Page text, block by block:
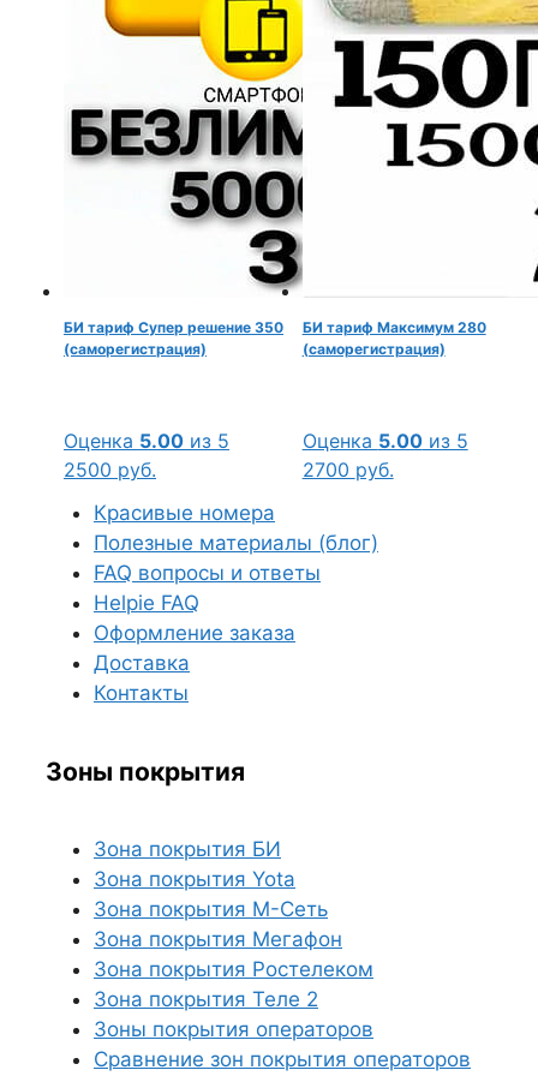
БИ тариф Супер решение 350
(саморегистрация)
Оценка 5.00 из 5
2500 руб.
БИ тариф Максимум 280
(саморегистрация)
Оценка 5.00из 5
2700 руб.
Красивые номера
Полезные материалы (блог)
FAQ вопросы и ответы
Helpie FAQ
Оформление заказа
Доставка
Контакты
Зоны покрытия
Зона покрытия БИ
Зона покрытия Yota
Зона покрытия М-Сеть
Зона покрытия Мегафон
Зона покрытия Ростелеком
Зона покрытия Теле 2
Зоны покрытия операторов
Сравнение зон покрытия операторов